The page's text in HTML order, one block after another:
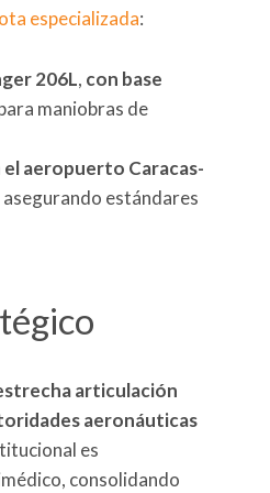
especializada:
206L, con base
maniobras de
el aeropuerto Caracas-
estándares
articulación
aeronáuticas
es
consolidando